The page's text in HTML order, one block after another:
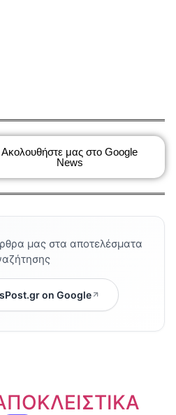
Ακολουθήστε μας στο Google
News
μας στα αποτελέσματα
on Google